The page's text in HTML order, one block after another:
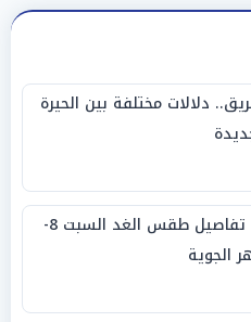
دلالات مختلفة بين الحيرة
«الأرصاد» تعلن تفاصيل طقس الغد السبت 8-